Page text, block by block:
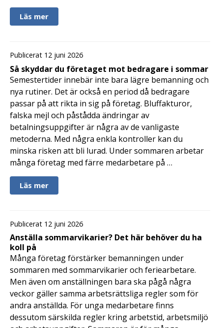
Läs mer
Publicerat 12 juni 2026
Så skyddar du företaget mot bedragare i sommar
Semestertider innebär inte bara lägre bemanning och
nya rutiner. Det är också en period då bedragare
passar på att rikta in sig på företag. Bluffakturor,
falska mejl och påstådda ändringar av
betalningsuppgifter är några av de vanligaste
metoderna. Med några enkla kontroller kan du
minska risken att bli lurad. Under sommaren arbetar
många företag med färre medarbetare på …
Läs mer
Publicerat 12 juni 2026
Anställa sommarvikarier? Det här behöver du ha
koll på
Många företag förstärker bemanningen under
sommaren med sommarvikarier och feriearbetare.
Men även om anställningen bara ska pågå några
veckor gäller samma arbetsrättsliga regler som för
andra anställda. För unga medarbetare finns
dessutom särskilda regler kring arbetstid, arbetsmiljö